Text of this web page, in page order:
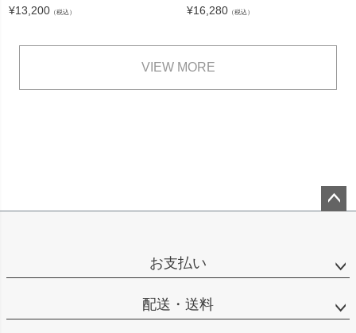
¥13,200 （税込） ¥16,280 （税込）
VIEW MORE
お支払い
配送・送料